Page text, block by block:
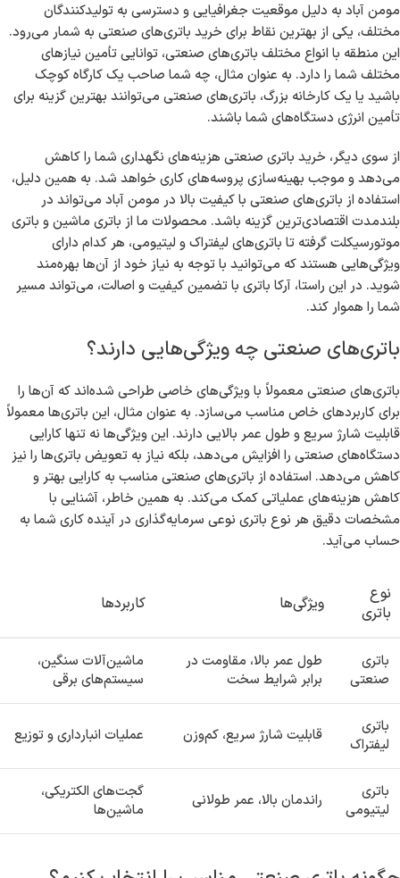
مومن آباد به دلیل موقعیت جغرافیایی و دسترسی به تولیدکنندگان
مختلف، یکی از بهترین نقاط برای خرید باتری‌های صنعتی به شمار می‌رود.
این منطقه با انواع مختلف باتری‌های صنعتی، توانایی تأمین نیازهای
مختلف شما را دارد. به عنوان مثال، چه شما صاحب یک کارگاه کوچک
باشید یا یک کارخانه بزرگ، باتری‌های صنعتی می‌توانند بهترین گزینه برای
تأمین انرژی دستگاه‌های شما باشند.
از سوی دیگر، خرید باتری صنعتی هزینه‌های نگهداری شما را کاهش
می‌دهد و موجب بهینه‌سازی پروسه‌های کاری خواهد شد. به همین دلیل،
استفاده از باتری‌های صنعتی با کیفیت بالا در مومن آباد می‌تواند در
بلندمدت اقتصادی‌ترین گزینه باشد. محصولات ما از باتری ماشین و باتری
موتورسیکلت گرفته تا باتری‌های لیفتراک و لیتیومی، هر کدام دارای
ویژگی‌هایی هستند که می‌توانید با توجه به نیاز خود از آن‌ها بهره‌مند
شوید. در این راستا، آرکا باتری با تضمین کیفیت و اصالت، می‌تواند مسیر
شما را هموار کند.
باتری‌های صنعتی چه ویژگی‌هایی دارند؟
باتری‌های صنعتی معمولاً با ویژگی‌های خاصی طراحی شده‌اند که آن‌ها را
برای کاربردهای خاص مناسب می‌سازد. به عنوان مثال، این باتری‌ها معمولاً
قابلیت شارژ سریع و طول عمر بالایی دارند. این ویژگی‌ها نه تنها کارایی
دستگاه‌های صنعتی را افزایش می‌دهد، بلکه نیاز به تعویض باتری‌ها را نیز
کاهش می‌دهد. استفاده از باتری‌های صنعتی مناسب به کارایی بهتر و
کاهش هزینه‌های عملیاتی کمک می‌کند. به همین خاطر، آشنایی با
مشخصات دقیق هر نوع باتری نوعی سرمایه‌گذاری در آینده کاری شما به
حساب می‌آید.
نوع
باتری
ویژگی‌ها کاربردها
باتری
صنعتی
طول عمر بالا، مقاومت در
برابر شرایط سخت
ماشین‌آلات سنگین،
سیستم‌های برقی
باتری
لیفتراک
قابلیت شارژ سریع، کم‌وزن عملیات انبارداری و توزیع
باتری
لیتیومی
راندمان بالا، عمر طولانی
گجت‌های الکتریکی،
ماشین‌ها